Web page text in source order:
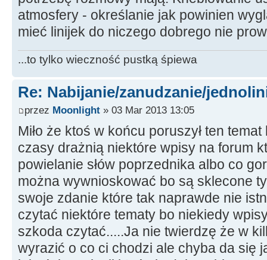
atmosfery - określanie jak powinien
mieć linijek do niczego dobrego nie
...to tylko wieczność pustką śpiewa
Re: Nabijanie/zanudzanie/
przez Moonlight » 03 Mar 2013 13:05
Miło że ktoś w końcu poruszył ten
czasy drażnią niektóre wpisy na forum
powielanie słów poprzednika albo co
można wywnioskować bo są sklecone
swoje zdanie które tak naprawde nie
czytać niektóre tematy bo niekiedy
szkoda czytać.....Ja nie twierdzę że w
wyrazić o co ci chodzi ale chyba da się